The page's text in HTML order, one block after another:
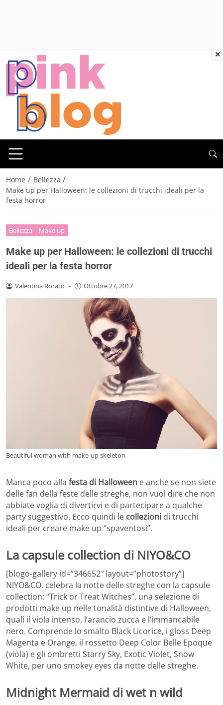
Home / Bellezza /
Make up per Halloween: le collezioni di trucchi ideali per la
festa horror
Bellezza Make up
Make up per Halloween: le collezioni di trucchi
ideali per la festa horror
Valentina Rorato - Ottobre 27, 2017
Beautiful woman with make-up skeleton
Manca poco alla festa di Halloween e anche se non siete
delle fan della feste delle streghe, non vuol dire che non
abbiate voglia di divertirvi e di partecipare a qualche
party suggestivo. Ecco quindi le collezioni di trucchi
ideali per creare make up “spaventosi”.
La capsule collection di NIYO&CO
[blogo-gallery id=”346652″ layout=”photostory”]
NIYO&CO. celebra la notte delle streghe con la capsule
collection: “Trick or Treat Witches”, una selezione di
prodotti make up nelle tonalità distintive di Halloween,
quali il viola intenso, l’arancio zucca e l’immancabile
nero. Comprende lo smalto Black Licorice, i gloss Deep
Magenta e Orange, il rossetto Deep Color Belle Epoque
(viola) e gli ombretti Starry Sky, Exotic Violet, Snow
White, per uno smokey eyes da notte delle streghe.
Midnight Mermaid di wet n wild
×